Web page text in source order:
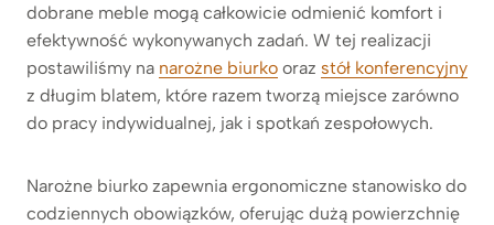
dobrane meble mogą całkowicie odmienić komfort i
efektywność wykonywanych zadań. W tej realizacji
postawiliśmy na narożne biurko oraz stół konferencyjny
z długim blatem, które razem tworzą miejsce zarówno
do pracy indywidualnej, jak i spotkań zespołowych.
Narożne biurko zapewnia ergonomiczne stanowisko do
codziennych obowiązków, oferując dużą powierzchnię